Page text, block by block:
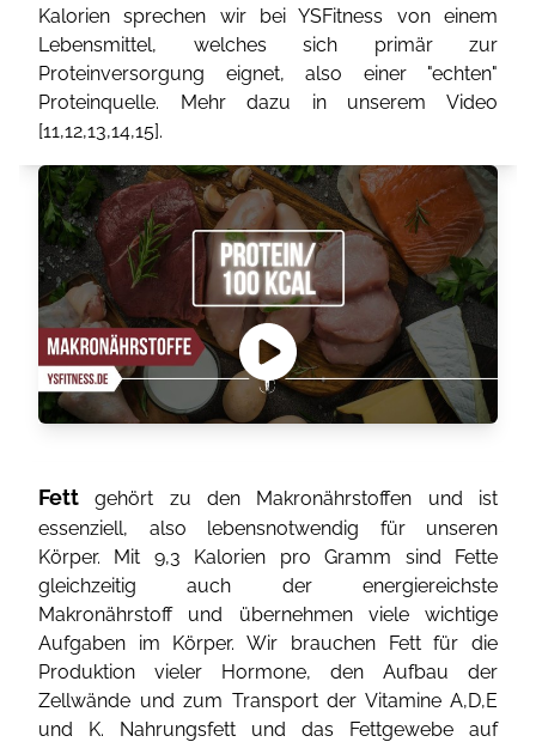
Kalorien sprechen wir bei YSFitness von einem
Lebensmittel, welches sich primär zur
Proteinversorgung eignet, also einer "echten"
Proteinquelle. Mehr dazu in unserem Video
[11,12,13,14,15].
Fett gehört zu den Makronährstoffen und ist
essenziell, also lebensnotwendig für unseren
Körper. Mit 9,3 Kalorien pro Gramm sind Fette
gleichzeitig auch der energiereichste
Makronährstoff und übernehmen viele wichtige
Aufgaben im Körper. Wir brauchen Fett für die
Produktion vieler Hormone, den Aufbau der
Zellwände und zum Transport der Vitamine A,D,E
und K. Nahrungsfett und das Fettgewebe auf